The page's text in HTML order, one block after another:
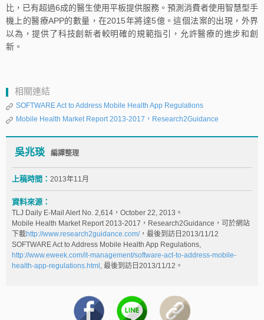
比，已有超過6成的醫生使用平板提供服務。預測消費者使用智慧型手
機上的醫療APP的數量，在2015年將達5億。這個法案的出現，外界
以為，提供了科技創新者較明確的規範指引，允許醫療的進步和創
新。
相關連結
SOFTWARE Act to Address Mobile Health App Regulations
Mobile Health Market Report 2013-2017，Research2Guidance
吳兆琰 編譯整理
上稿時間： 2013年11月
資料來源：
TLJ Daily E-Mail Alert No. 2,614，October 22, 2013。
Mobile Health Market Report 2013-2017，Research2Guidance，可於網站
下載http://www.research2guidance.com/，最後到訪日2013/11/12
SOFTWARE Act to Address Mobile Health App Regulations,
http://www.eweek.com/it-management/software-act-to-address-mobile-
health-app-regulations.html , 最後到訪日2013/11/12。